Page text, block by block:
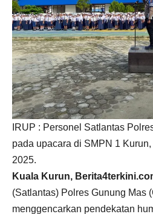
IRUP : Personel Satlantas
pada upacara di SMPN 1
2025.
Kuala Kurun,
(Satlantas) Polres Gunung Mas
menggencarkan pendekatan